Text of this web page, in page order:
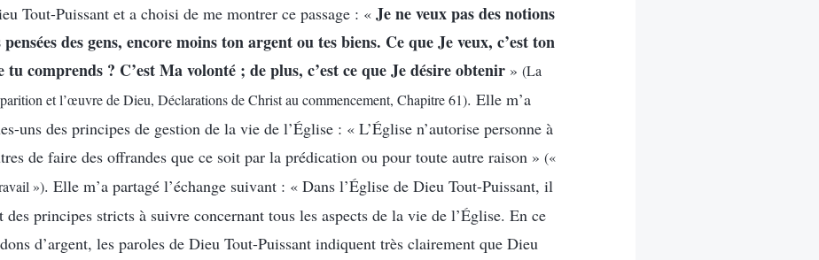
Tout-Puissant et a choisi de me montrer ce passage : « Je ne veux pas des notions
des gens, encore moins ton argent ou tes biens. Ce que Je veux, c’est ton
comprends ? C’est Ma volonté ; de plus, c’est ce que Je désire obtenir » (La
et l’œuvre de Dieu, Déclarations de Christ au commencement, Chapitre 61). Elle m’a
uns des principes de gestion de la vie de l’Église : « L’Église n’autorise personne à
de faire des offrandes que ce soit par la prédication ou pour toute autre raison » («
»). Elle m’a partagé l’échange suivant : « Dans l’Église de Dieu Tout-Puissant, il
des principes stricts à suivre concernant tous les aspects de la vie de l’Église. En ce
d’argent, les paroles de Dieu Tout-Puissant indiquent très clairement que Dieu